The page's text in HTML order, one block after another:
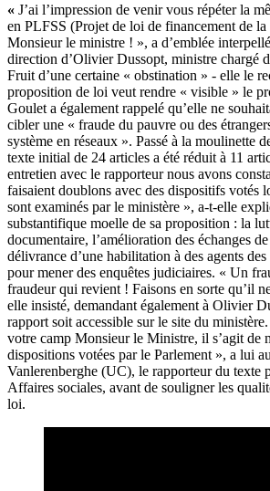
« J’ai l’impression de venir vous répéter la
en PLFSS (Projet de loi de financement de la
Monsieur le ministre ! », a d’emblée
direction d’Olivier Dussopt, ministre chargé
Fruit d’une certaine « obstination » - elle le
proposition de loi veut rendre « visible » le
Goulet a également rappelé qu’elle ne
cibler une « fraude du pauvre ou des
système en réseaux ». Passé à la moulinette
texte initial de 24 articles a été réduit à 11
entretien avec le rapporteur nous avons
faisaient doublons avec des dispositifs votés
sont examinés par le ministère », a-t-elle
substantifique moelle de sa proposition : la
documentaire, l’amélioration des échanges
délivrance d’une habilitation à des agents
pour mener des enquêtes judiciaires. « Un
fraudeur qui revient ! Faisons en sorte qu’il
elle insisté, demandant également à Olivier
rapport soit accessible sur le site du
votre camp Monsieur le Ministre, il s’agit de
dispositions votées par le Parlement », a lui
Vanlerenberghe (UC), le rapporteur du texte
Affaires sociales, avant de souligner les
loi.